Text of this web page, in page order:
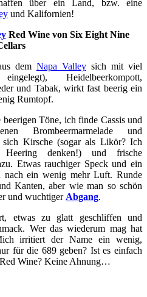
über ein Land, bzw. eine
und Kalifornien!
Red Wine von Six Eight Nine
dem Napa Valleysich mit viel
Heidelbeerkompott,
und Tabak, wirkt fast beerig ein
Rumtopf.
Töne, ich finde Cassis und
Brombeermarmelade und
sich Kirsche (sogar als Likör? Ich
denken!) und frische
Etwas rauchiger Speck und ein
nach ein wenig mehr Luft. Runde
Kanten, aber wie man so schön
und wuchtiger Abgang.
etwas zu glatt geschliffen und
Wer das wiederum mag hat
irritiert der Name ein wenig,
für die 689 geben? Ist es einfach
Red Wine? Keine Ahnung…